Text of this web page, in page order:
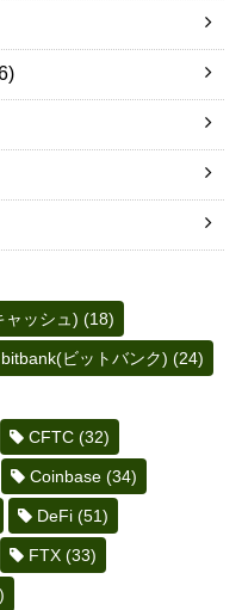
ャッシュ) (18)
bitbank(ビットバンク) (24)
CFTC (32)
Coinbase (34)
DeFi (51)
FTX (33)